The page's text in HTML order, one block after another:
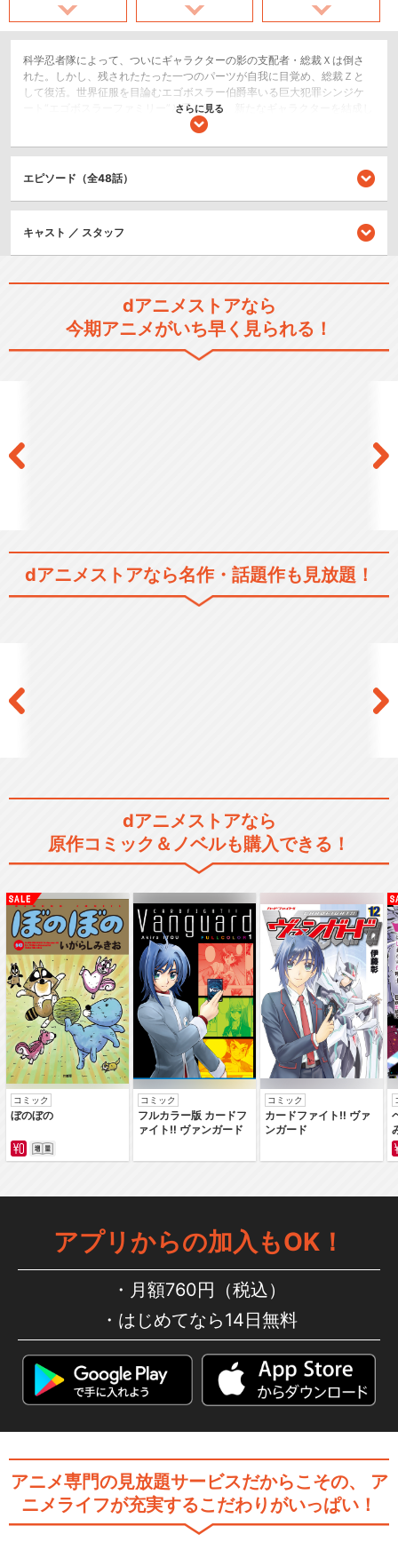
科学忍者隊によって、ついにギャラクターの影の支配者・総裁Ｘは倒さ
れた。しかし、残されたたった一つのパーツが自我に目覚め、総裁Ｚと
して復活。世界征服を目論むエゴボスラー伯爵率いる巨大犯罪シンジケ
ート“エゴボスラーファミリー”と手を組み、新たなギャラクターを結成し
た。決死の戦いによってようやく掴んだ平和を乱す敵の出現に、科学忍
伯爵率いる新生ギャラクターと、科学忍者隊の地球の命運を賭けた壮絶
な戦いが再び始まった。
シリーズ／関連のアニメ作品
科学忍者隊ガッチャマン
ガッチャマン クラウズ インサ
イト
さらに見る
閉じる
エピソード（全48話）
キャスト ／ スタッフ
dアニメストアなら
今期アニメがいち早く見られる！
dアニメストアなら名作・話題作も見放題！
dアニメストアなら
原作コミック＆ノベルも購入できる！
コミック
ぼのぼの
コミック
フルカラー版 カードフ
ァイト‼ ヴァンガード
コミック
カードファイト‼ ヴァ
ンガード
アプリからの加入もOK！
月額760円（税込）
はじめてなら14日無料
アニメ専門の見放題サービスだからこその、
ア
ニメライフが充実するこだわりがいっぱい！